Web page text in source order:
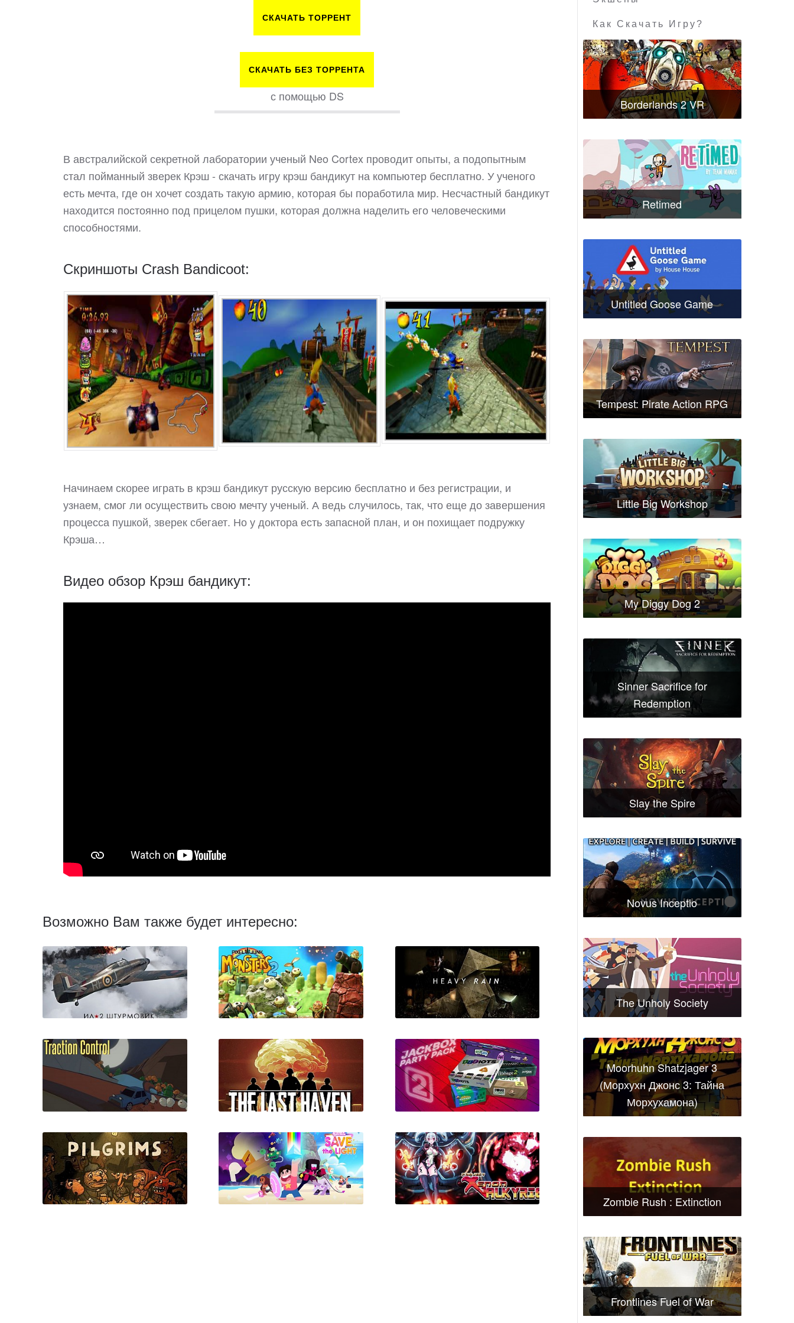
СКАЧАТЬ ТОРРЕНТ
СКАЧАТЬ БЕЗ ТОРРЕНТА
с помощью DS
В австралийской секретной лаборатории ученый Neo Cortex проводит опыты, а подопытным
стал пойманный зверек Крэш - скачать игру крэш бандикут на компьютер бесплатно. У ученого
есть мечта, где он хочет создать такую армию, которая бы поработила мир. Несчастный бандикут
находится постоянно под прицелом пушки, которая должна наделить его человеческими
способностями.
Скриншоты Crash Bandicoot:
Начинаем скорее играть в крэш бандикут русскую версию бесплатно и без регистрации, и
узнаем, смог ли осуществить свою мечту ученый. А ведь случилось, так, что еще до завершения
процесса пушкой, зверек сбегает. Но у доктора есть запасной план, и он похищает подружку
Крэша…
Видео обзор Крэш бандикут:
Возможно Вам также будет интересно:
​​IL-2 Sturmovik: Cliffs of
PixelJunk Monsters 2 Heavy Rain
Как Скачать Игру?
Borderlands 2 VR
Retimed
Untitled Goose Game
Tempest: Pirate Action RPG
Little Big Workshop
My Diggy Dog 2
Sinner Sacrifice for
Redemption
Slay the Spire
Novus Inceptio
The Unholy Society
Moorhuhn Shatzjager 3
(Морхухн Джонс 3: Тайна
Морхухамона)
Zombie Rush : Extinction
Frontlines Fuel of War